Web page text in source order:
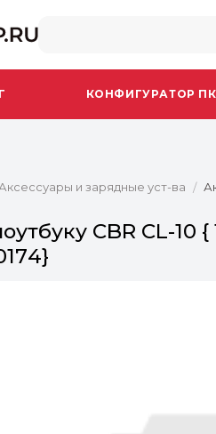
КОНФИГУРАТОР ПК
Аксессуары и зарядные уст-ва /
CBR CL-